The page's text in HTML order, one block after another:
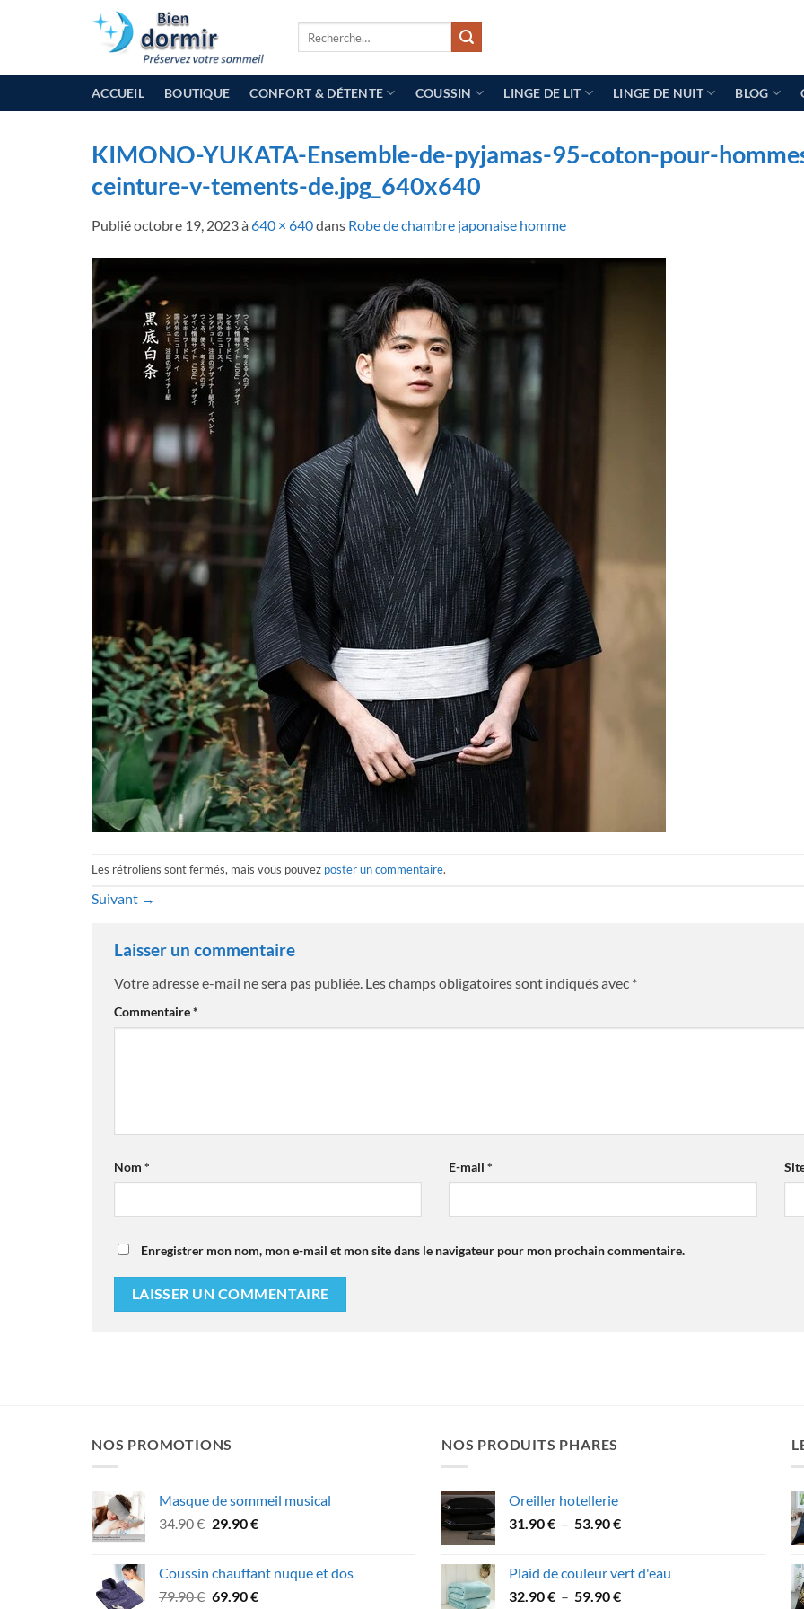
ACCUEIL BOUTIQUE CONFORT & DÉTENTE COUSSIN LINGE DE LIT LINGE DE NUIT BLOG
KIMONO-YUKATA-Ensemble-de-pyjamas-95-coton-pour-
ceinture-v-tements-de.jpg_640x640
Publiéoctobre 19, 2023à 640 × 640dans Robe de chambre japonaise homme
Les rétroliens sont fermés, mais vous pouvez poster un commentaire.
Suivant →
Laisser un commentaire
Votre adresse e-mail ne sera pas publiée. Les champs obligatoires sont indiqués avec *
Commentaire*
Nom * E-mail*
Enregistrer mon nom, mon e-mail et mon site dans le navigateur pour mon prochain commentaire.
NOS PROMOTIONS
Masque de sommeil musical
34.90€ Le
était :
34.90 €.
29.90€Le
est :
29.90 €.
Coussin chauffant nuque et dos
79.90€ Le
69.90€Le
NOS PRODUITS PHARES
Oreiller hotellerie
31.90€ – 53.90€Plage
31.90 €
à
Plaid de couleur vert d'eau
32.90€ – 59.90€Plage